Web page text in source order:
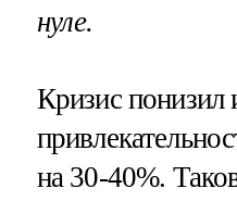
нуле.
Кризис
на 30-40%.